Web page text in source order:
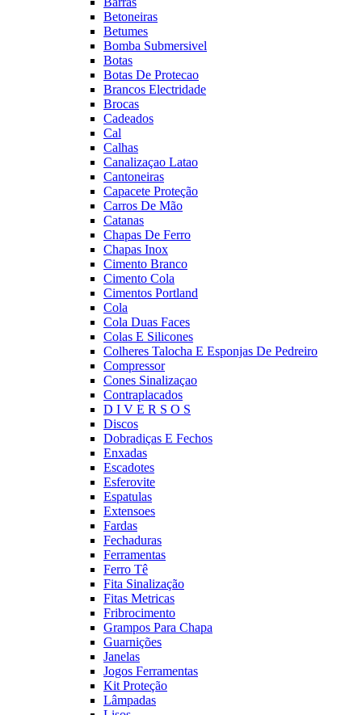
Betoneiras
Betumes
Bomba Submersivel
Botas
Botas De Protecao
Brancos Electridade
Brocas
Cadeados
Cal
Calhas
Canalizaçao Latao
Cantoneiras
Capacete Proteção
Carros De Mão
Catanas
Chapas De Ferro
Chapas Inox
Cimento Branco
Cimento Cola
Cimentos Portland
Cola
Cola Duas Faces
Colas E Silicones
Colheres Talocha E Esponjas De Pedreiro
Compressor
Cones Sinalizaçao
Contraplacados
D I V E R S O S
Discos
Dobradiças E Fechos
Enxadas
Escadotes
Esferovite
Espatulas
Extensoes
Fardas
Fechaduras
Ferramentas
Ferro Tê
Fita Sinalização
Fitas Metricas
Fribrocimento
Grampos Para Chapa
Guarnições
Janelas
Jogos Ferramentas
Kit Proteção
Lâmpadas